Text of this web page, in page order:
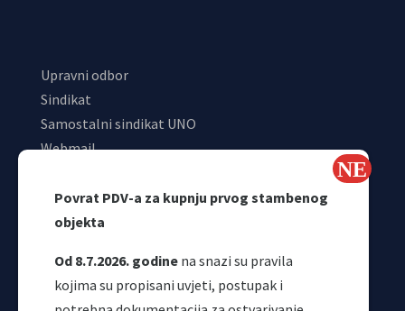
Povrat PDV-a za kupnju prvog stambenog
objekta
Od 8.7.2026. godine na snazi su pravila
kojima su propisani uvjeti, postupak i
Upravni odbor
Sindikat
Samostalni sindikat UNO
Webmail